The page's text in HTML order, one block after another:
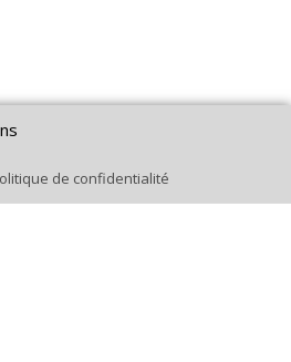
de confidentialité